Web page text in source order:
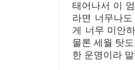
태어나서 이
라면 너무나
게 너무 미안
물론 세월 탓
한 운명이라